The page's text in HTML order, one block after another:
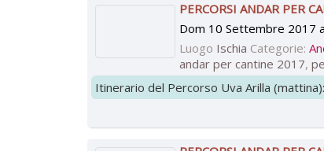
PERCORSI ANDAR PER
Dom 10 Settembre 2017
Luogo Ischia Categorie:
andar per cantine 2017,
Itinerario del Percorso Uva Arilla (mattina):